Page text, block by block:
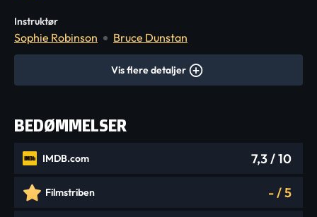
Instruktør
Sophie Robinson Bruce Dunstan
Vis flere detaljer
BEDØMMELSER
IMDB.com 7,3/ 10
Filmstriben -/5